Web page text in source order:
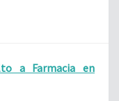
a Farmacia en